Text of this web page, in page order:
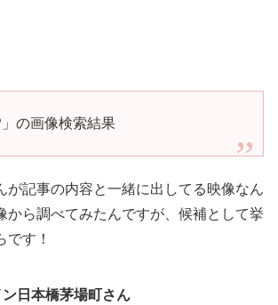
が記事の内容と一緒に出してる映像なん
から調べてみたんですが、候補として挙
です！
日本橋茅場町さん